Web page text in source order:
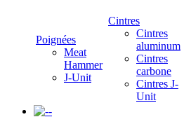
Poignées
Meat
Hammer
J-Unit
Cintres
Cintres
aluminum
Cintres
carbone
Cintres J-
Unit
-